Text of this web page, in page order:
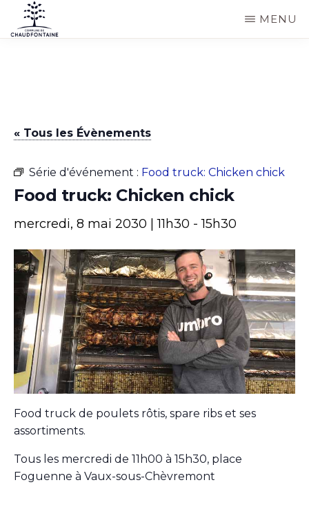
Passer
au
commune
Chaudfontaine
MENU
« Tous les Évènements
Série d'événement : Food truck: Chicken chick
Food truck: Chicken chick
mercredi, 8 mai 2030 | 11h30 -15h30
Food truck de poulets rôtis, spare ribs et ses
assortiments.
Tous les mercredi de 11h00 à 15h30, place
Foguenne à Vaux-sous-Chèvremont